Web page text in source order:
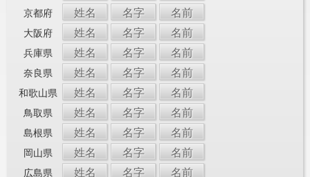
京都府 姓名 名字 名前
大阪府 姓名 名字 名前
兵庫県 姓名 名字 名前
奈良県 姓名 名字 名前
和歌山県 姓名 名字 名前
鳥取県 姓名 名字 名前
島根県 姓名 名字 名前
岡山県 姓名 名字 名前
広島県 姓名 名字 名前